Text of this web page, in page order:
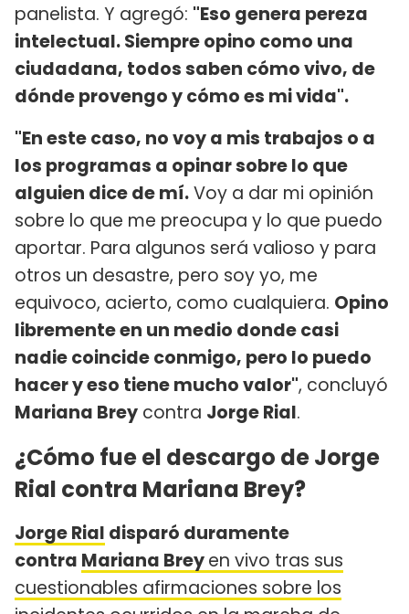
panelista. Y agregó: "Eso genera pereza
intelectual. Siempre opino como una
ciudadana, todos saben cómo vivo, de
dónde provengo y cómo es mi vida".
"En este caso, no voy a mis trabajos o a
los programas a opinar sobre lo que
alguien dice de mí.Voy a dar mi opinión
sobre lo que me preocupa y lo que puedo
aportar. Para algunos será valioso y para
otros un desastre, pero soy yo, me
equivoco, acierto, como cualquiera. Opino
libremente en un medio donde casi
nadie coincide conmigo, pero lo puedo
hacer y eso tiene mucho valor", concluyó
Mariana Brey contra Jorge Rial.
¿Cómo fue el descargo de Jorge
Rial contra Mariana Brey?
Jorge Rial disparó duramente
contra Mariana Breyen vivo tras sus
cuestionables afirmaciones sobre los